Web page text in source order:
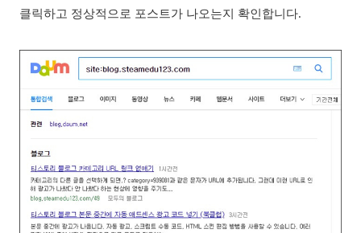
클릭하고 정상적으로 포스트가 나오는지 확인합니다.